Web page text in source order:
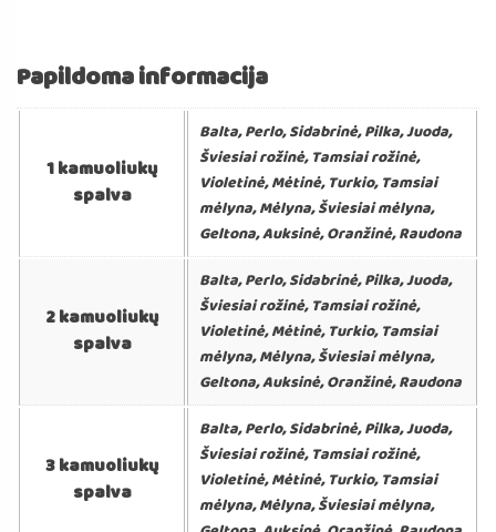
Papildoma informacija
1 kamuoliukų
spalva
Balta, Perlo, Sidabrinė, Pilka, Juoda,
Šviesiai rožinė, Tamsiai rožinė,
Violetinė, Mėtinė, Turkio, Tamsiai
mėlyna, Mėlyna, Šviesiai mėlyna,
Geltona, Auksinė, Oranžinė, Raudona
2 kamuoliukų
spalva
Balta, Perlo, Sidabrinė, Pilka, Juoda,
Šviesiai rožinė, Tamsiai rožinė,
Violetinė, Mėtinė, Turkio, Tamsiai
mėlyna, Mėlyna, Šviesiai mėlyna,
Geltona, Auksinė, Oranžinė, Raudona
3 kamuoliukų
spalva
Balta, Perlo, Sidabrinė, Pilka, Juoda,
Šviesiai rožinė, Tamsiai rožinė,
Violetinė, Mėtinė, Turkio, Tamsiai
mėlyna, Mėlyna, Šviesiai mėlyna,